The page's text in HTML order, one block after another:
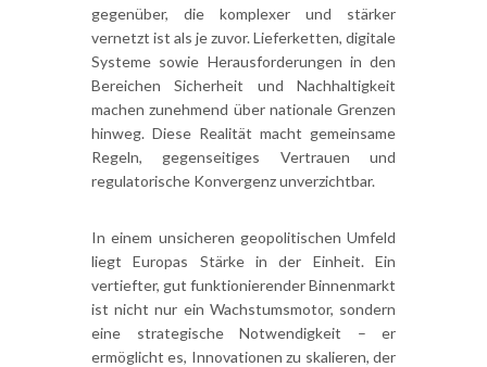
gegenüber, die komplexer und stärker
vernetzt ist als je zuvor. Lieferketten, digitale
Systeme sowie Herausforderungen in den
Bereichen Sicherheit und Nachhaltigkeit
machen zunehmend über nationale Grenzen
hinweg. Diese Realität macht gemeinsame
Regeln, gegenseitiges Vertrauen und
regulatorische Konvergenz unverzichtbar.
In einem unsicheren geopolitischen Umfeld
liegt Europas Stärke in der Einheit. Ein
vertiefter, gut funktionierender Binnenmarkt
ist nicht nur ein Wachstumsmotor, sondern
eine strategische Notwendigkeit – er
ermöglicht es, Innovationen zu skalieren, der